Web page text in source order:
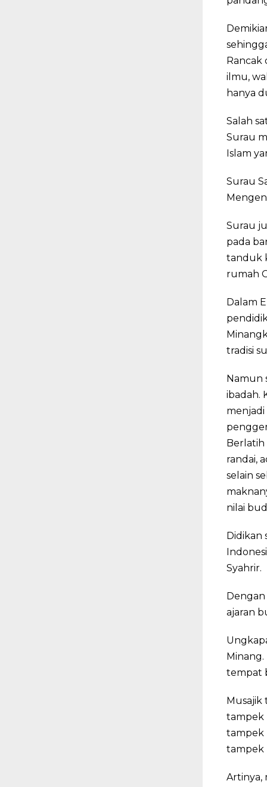
ilmu,
hanya
Salah
Surau
Islam
Surau
Surau
pada
tanduk
rumah
Dalam
tradisi
Namun
ibadah.
randai,
selain
nilai
Didikan
Syahrir.
ajaran
tempat
Musajik
tampek
tampek
tampek
Artinya,